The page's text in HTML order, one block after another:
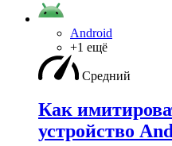
Android
+1 ещё
Средний
Как
устройство